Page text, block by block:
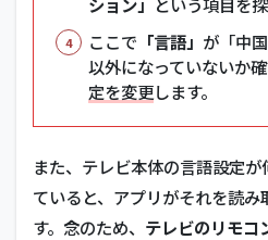
ここで 「言語」 が「中
以外になっていないか確
定を変更します。
また、テレビ本体の言語設定
ていると、アプリがそれを読
す。念のため、 テレビのリモコ